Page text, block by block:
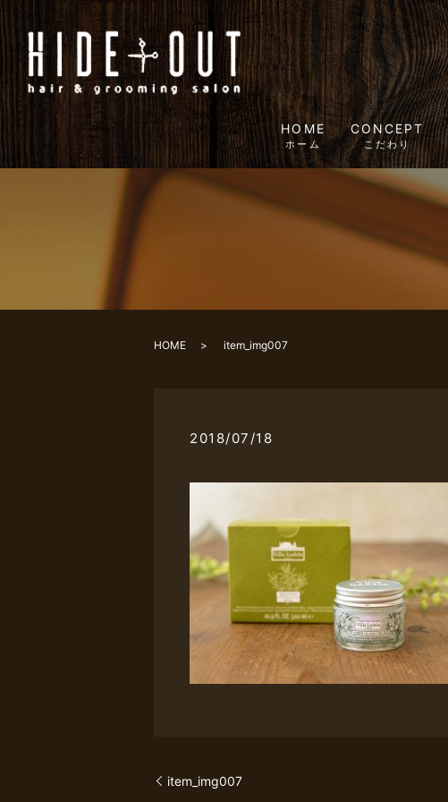
HOME
ホーム
CONCEPT
こだわり
HOME item_img007
2018/07/18
item_img007